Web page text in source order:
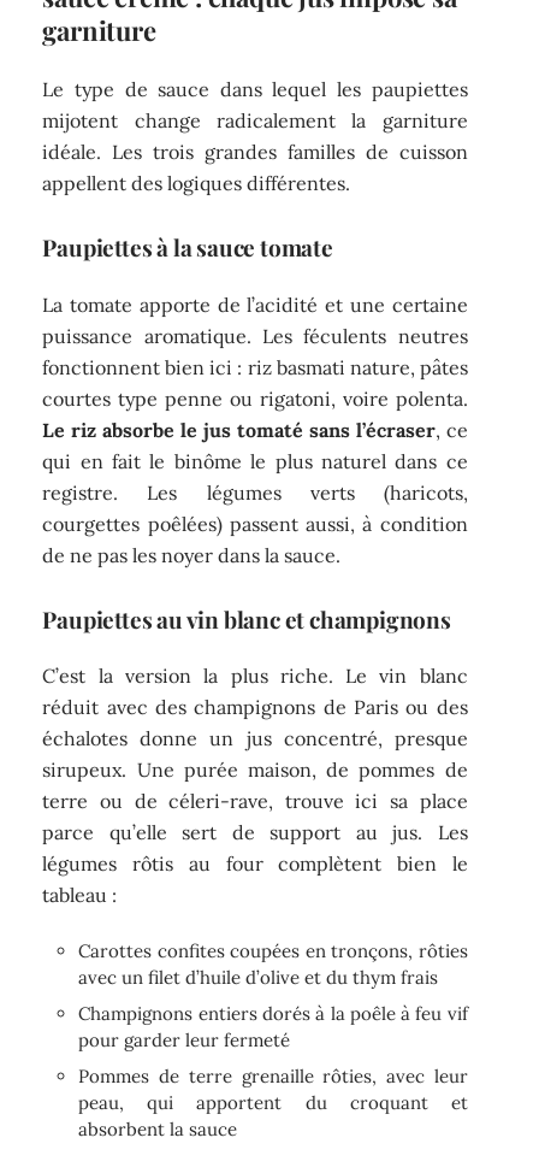
garniture
Le type de sauce dans lequel les paupiettes
mijotent change radicalement la garniture
idéale. Les trois grandes familles de cuisson
appellent des logiques différentes.
Paupiettes à la sauce tomate
La tomate apporte de l’acidité et une certaine
puissance aromatique. Les féculents neutres
fonctionnent bien ici : riz basmati nature, pâtes
courtes type penne ou rigatoni, voire polenta.
Le riz absorbe le jus tomaté sans l’écraser, ce
qui en fait le binôme le plus naturel dans ce
registre. Les légumes verts (haricots,
courgettes poêlées) passent aussi, à condition
de ne pas les noyer dans la sauce.
Paupiettes au vin blanc et champignons
C’est la version la plus riche. Le vin blanc
réduit avec des champignons de Paris ou des
échalotes donne un jus concentré, presque
sirupeux. Une purée maison, de pommes de
terre ou de céleri-rave, trouve ici sa place
parce qu’elle sert de support au jus. Les
légumes rôtis au four complètent bien le
tableau :
Carottes confites coupées en tronçons, rôties
avec un filet d’huile d’olive et du thym frais
Champignons entiers dorés à la poêle à feu vif
pour garder leur fermeté
Pommes de terre grenaille rôties, avec leur
peau, qui apportent du croquant et
absorbent la sauce